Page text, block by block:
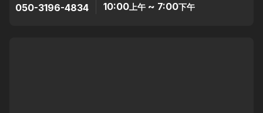
050-3196-4834 10:00 上午 ~ 7:00下午